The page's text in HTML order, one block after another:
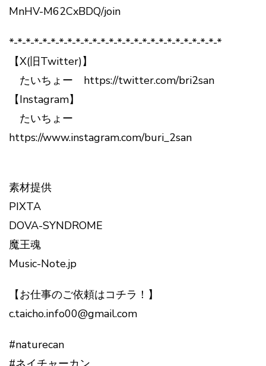
MnHV-M62CxBDQ/join
*-*-*-*-*-*-*-*-*-*-*-*-*-*-*-*-*-*-*-*-*-*-*-*-*-*
【X(旧Twitter)】
たいちょー https://twitter.com/bri2san
【Instagram】
たいちょー
https://www.instagram.com/buri_2san
素材提供
PIXTA
DOVA-SYNDROME
魔王魂
Music-Note.jp
【お仕事のご依頼はコチラ！】
c.taicho.info00@gmail.com
#naturecan